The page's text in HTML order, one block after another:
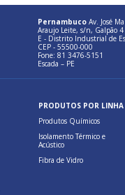
Pernambuco Av. José
Araujo Leite, s/n, Galpão 4
E - Distrito Industrial de
CEP - 55500-000
Fone: 81 3476-5151
Escada – PE
PRODUTOS POR LINHA
Produtos Químicos
Isolamento Térmico e
Acústico
Fibra de Vidro